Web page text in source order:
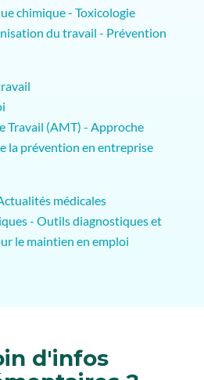
chimique - Toxicologie
du travail - Prévention
Travail (AMT) - Approche
la prévention en entreprise
médicales
- Outils diagnostiques et
le maintien en emploi
d'infos